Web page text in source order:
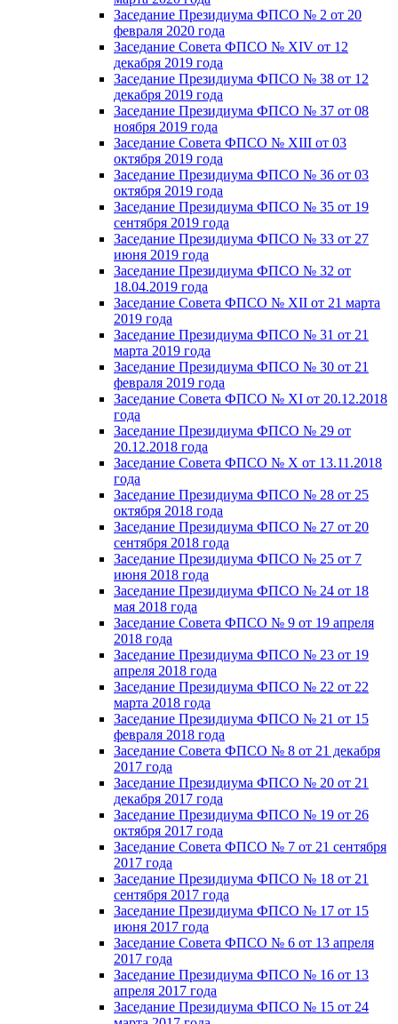
Заседание Президиума ФПСО № 2 от 20
февраля 2020 года
Заседание Совета ФПСО № XIV от 12
декабря 2019 года
Заседание Президиума ФПСО № 38 от 12
декабря 2019 года
Заседание Президиума ФПСО № 37 от 08
ноября 2019 года
Заседание Совета ФПСО № XIII от 03
октября 2019 года
Заседание Президиума ФПСО № 36 от 03
октября 2019 года
Заседание Президиума ФПСО № 35 от 19
сентября 2019 года
Заседание Президиума ФПСО № 33 от 27
июня 2019 года
Заседание Президиума ФПСО № 32 от
18.04.2019 года
Заседание Совета ФПСО № XII от 21 марта
2019 года
Заседание Президиума ФПСО № 31 от 21
марта 2019 года
Заседание Президиума ФПСО № 30 от 21
февраля 2019 года
Заседание Совета ФПСО № XI от 20.12.2018
года
Заседание Президиума ФПСО № 29 от
20.12.2018 года
Заседание Совета ФПСО № X от 13.11.2018
года
Заседание Президиума ФПСО № 28 от 25
октября 2018 года
Заседание Президиума ФПСО № 27 от 20
сентября 2018 года
Заседание Президиума ФПСО № 25 от 7
июня 2018 года
Заседание Президиума ФПСО № 24 от 18
мая 2018 года
Заседание Совета ФПСО № 9 от 19 апреля
2018 года
Заседание Президиума ФПСО № 23 от 19
апреля 2018 года
Заседание Президиума ФПСО № 22 от 22
марта 2018 года
Заседание Президиума ФПСО № 21 от 15
февраля 2018 года
Заседание Совета ФПСО № 8 от 21 декабря
2017 года
Заседание Президиума ФПСО № 20 от 21
декабря 2017 года
Заседание Президиума ФПСО № 19 от 26
октября 2017 года
Заседание Совета ФПСО № 7 от 21 сентября
2017 года
Заседание Президиума ФПСО № 18 от 21
сентября 2017 года
Заседание Президиума ФПСО № 17 от 15
июня 2017 года
Заседание Совета ФПСО № 6 от 13 апреля
2017 года
Заседание Президиума ФПСО № 16 от 13
апреля 2017 года
Заседание Президиума ФПСО № 15 от 24